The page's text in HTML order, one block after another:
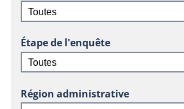
Étape de l'enquête
Région administrative